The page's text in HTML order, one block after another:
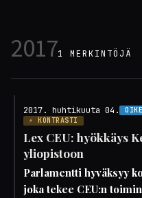
20171 MERKINTÖJÄ
2017. huhtikuuta 04.
⚡ KONTRASTI
Lex CEU: hyökkäys
yliopistoon
Parlamentti hyväksyy
joka tekee CEU:n